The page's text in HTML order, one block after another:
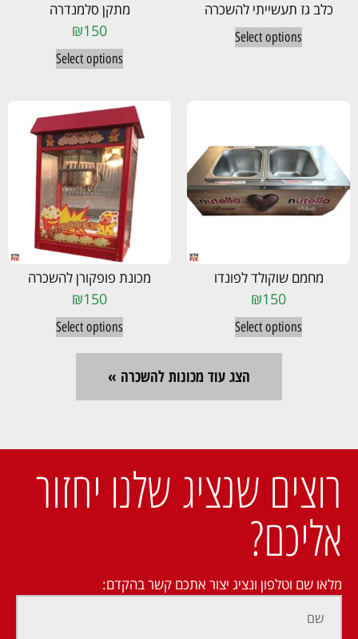
כלב גז תעשייתי להשכרה
Select options
מתקן סלמנדרה
₪150
Select options
מחמם שוקולד לפונדו
₪150
Select options
מכונת פופקורן להשכרה
₪150
Select options
הצג עוד מכונות להשכרה »
רוצים שנציג שלנו יחזור
אליכם?
מלאו שם וטלפון ונציג יצור אתכם קשר בהקדם: